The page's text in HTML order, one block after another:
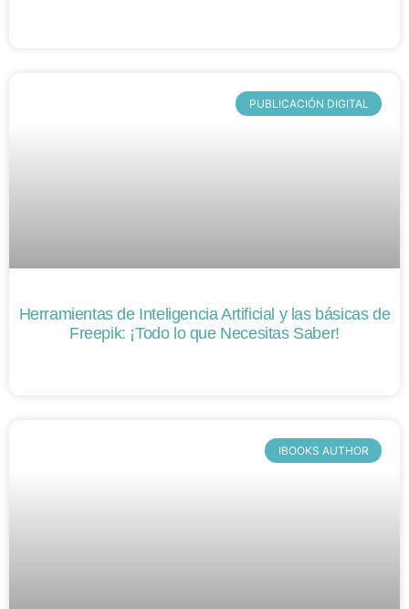
PUBLICACIÓN DIGITAL
Herramientas de Inteligencia Artificial y las básicas de
Freepik: ¡Todo lo que Necesitas Saber!
IBOOKS AUTHOR